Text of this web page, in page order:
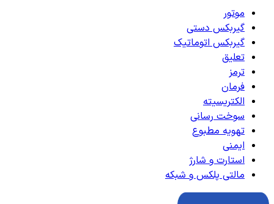
موتور
گیربکس دستی
گیربکس اتوماتیک
تعلیق
ترمز
فرمان
الکتریسیته
سوخت رسانی
تهویه مطبوع
ایمنی
استارت و شارژ
مالتی پلکس و شبکه